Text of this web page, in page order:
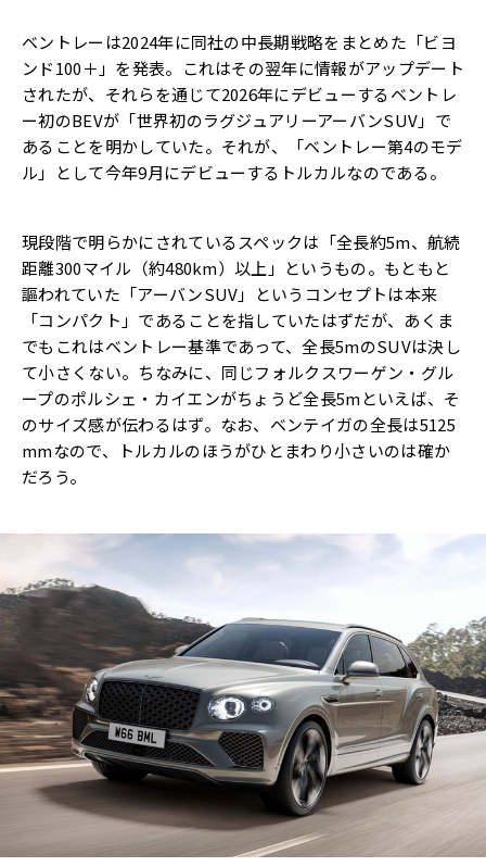
ベントレーは2024年に同社の中長期戦略をまとめた「ビヨ
ンド100＋」を発表。これはその翌年に情報がアップデート
されたが、それらを通じて2026年にデビューするベントレ
ー初のBEVが「世界初のラグジュアリーアーバンSUV」で
あることを明かしていた。それが、「ベントレー第4のモデ
ル」として今年9月にデビューするトルカルなのである。
現段階で明らかにされているスペックは「全長約5m、航続
距離300マイル（約480km）以上」というもの。もともと
謳われていた「アーバンSUV」というコンセプトは本来
「コンパクト」であることを指していたはずだが、あくま
でもこれはベントレー基準であって、全長5mのSUVは決し
て小さくない。ちなみに、同じフォルクスワーゲン・グル
ープのポルシェ・カイエンがちょうど全長5mといえば、そ
のサイズ感が伝わるはず。なお、ベンテイガの全長は5125
mmなので、トルカルのほうがひとまわり小さいのは確か
だろう。